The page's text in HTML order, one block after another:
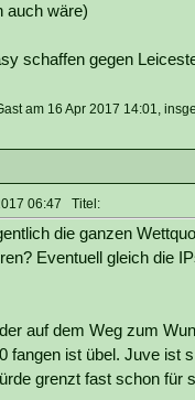
auch wäre)
schaffen gegen
am 16 Apr 2017 14:01,
06:47 Titel:
die ganzen
Eventuell gleich die
auf dem Weg zum
fangen ist übel. Juve ist
grenzt fast schon für